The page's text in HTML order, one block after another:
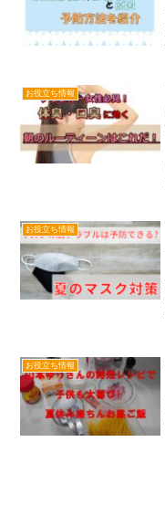
お役立ち情報
お役立ち情報
お役立ち情報